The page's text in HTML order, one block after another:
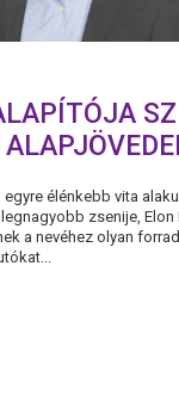
élénkebb vita
zsenije, Elon
a nevéhez olyan